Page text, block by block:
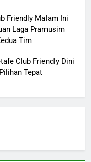
Friendly Malam Ini
Laga Pramusim
Tim
Club Friendly Dini
Tepat